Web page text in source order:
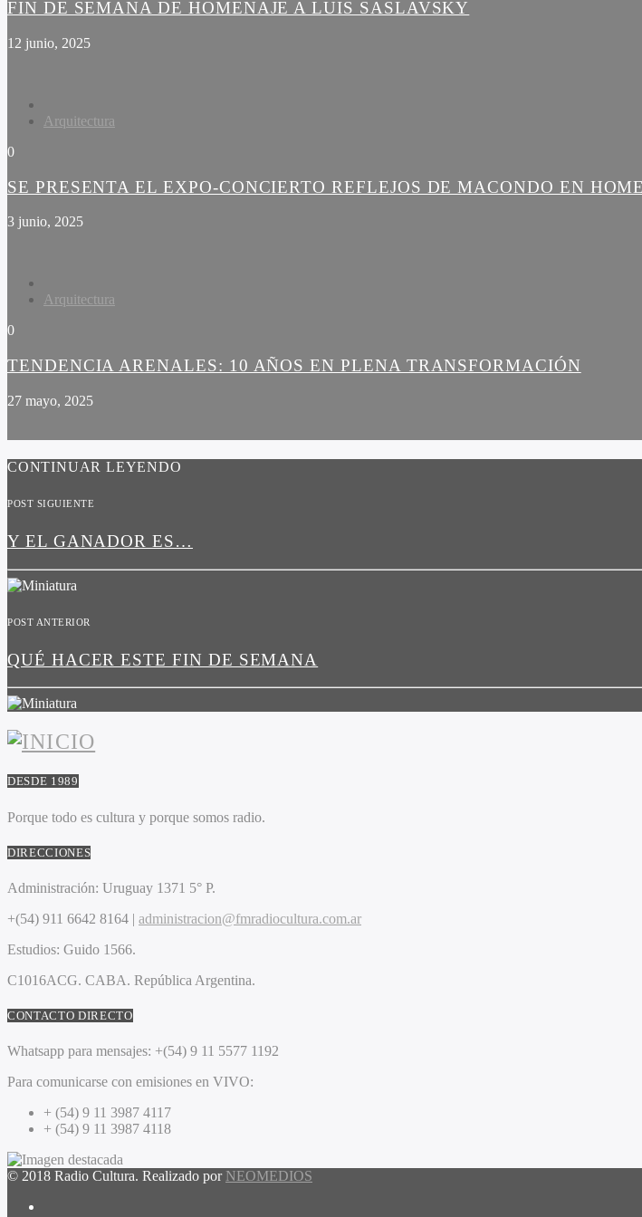
FIN DE SEMANA DE HOMENAJE A LUIS SASLAVSKY
12 junio, 2025
Arquitectura
0
SE PRESENTA EL EXPO-CONCIERTO REFLEJOS DE MACONDO EN
3 junio, 2025
Arquitectura
0
TENDENCIA ARENALES: 10 AÑOS EN PLENA TRANSFORMACIÓN
27 mayo, 2025
CONTINUAR LEYENDO
POST SIGUIENTE
Y EL GANADOR ES…
POST ANTERIOR
QUÉ HACER ESTE FIN DE SEMANA
DESDE 1989
Porque todo es cultura y porque somos radio.
DIRECCIONES
Administración: Uruguay 1371 5° P.
+(54) 911 6642 8164 | administracion@fmradiocultura.com.ar
Estudios: Guido 1566.
C1016ACG. CABA. República Argentina.
CONTACTO DIRECTO
Whatsapp para mensajes: +(54) 9 11 5577 1192
Para comunicarse con emisiones en VIVO:
+ (54) 9 11 3987 4117
+ (54) 9 11 3987 4118
© 2018 Radio Cultura. Realizado por NEOMEDIOS